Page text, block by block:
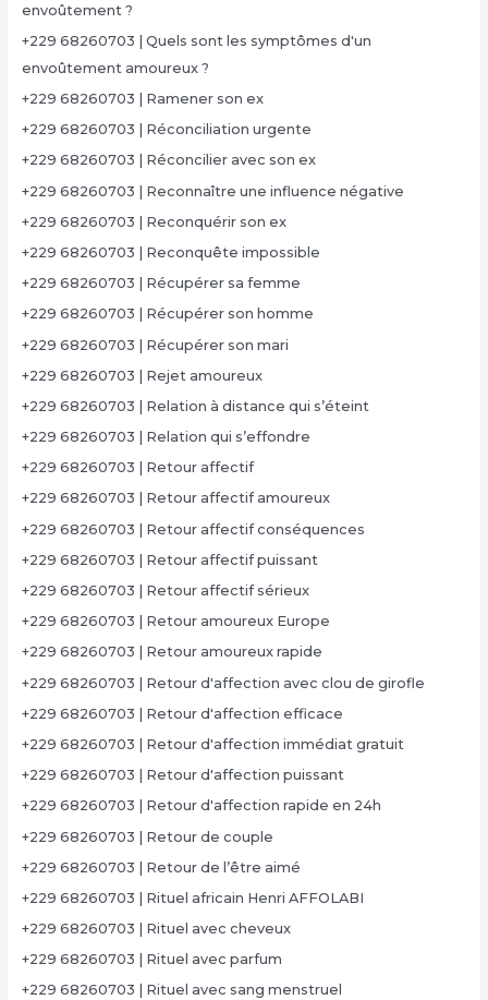
envoûtement ?
+229 68260703 | Quels sont les symptômes d'un
envoûtement amoureux ?
+229 68260703 | Ramener son ex
+229 68260703 | Réconciliation urgente
+229 68260703 | Réconcilier avec son ex
+229 68260703 | Reconnaître une influence négative
+229 68260703 | Reconquérir son ex
+229 68260703 | Reconquête impossible
+229 68260703 | Récupérer sa femme
+229 68260703 | Récupérer son homme
+229 68260703 | Récupérer son mari
+229 68260703 | Rejet amoureux
+229 68260703 | Relation à distance qui s’éteint
+229 68260703 | Relation qui s’effondre
+229 68260703 | Retour affectif
+229 68260703 | Retour affectif amoureux
+229 68260703 | Retour affectif conséquences
+229 68260703 | Retour affectif puissant
+229 68260703 | Retour affectif sérieux
+229 68260703 | Retour amoureux Europe
+229 68260703 | Retour amoureux rapide
+229 68260703 | Retour d'affection avec clou de girofle
+229 68260703 | Retour d'affection efficace
+229 68260703 | Retour d'affection immédiat gratuit
+229 68260703 | Retour d'affection puissant
+229 68260703 | Retour d'affection rapide en 24h
+229 68260703 | Retour de couple
+229 68260703 | Retour de l’être aimé
+229 68260703 | Rituel africain Henri AFFOLABI
+229 68260703 | Rituel avec cheveux
+229 68260703 | Rituel avec parfum
+229 68260703 | Rituel avec sang menstruel